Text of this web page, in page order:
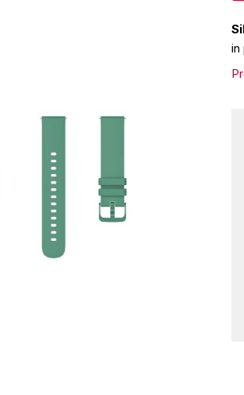
in